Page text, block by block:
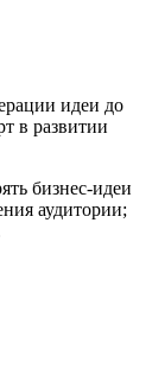
идеи до
в развитии
бизнес-идеи
аудитории;